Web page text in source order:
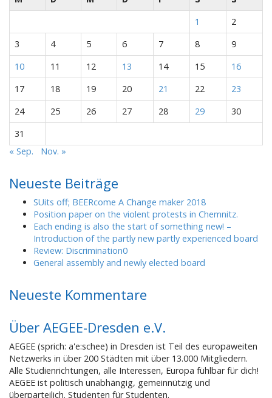
1
2
3
4 5 6 7 8
9
10
11 12 13 14 15
16
17
18 19 20 21 22
23
24
25 26 27 28 29
30
31
« Sep.
Nov. »
Neueste Beiträge
SUits off; BEERcome A Change maker 2018
Position paper on the violent protests in Chemnitz.
Each ending is also the start of something new! –
Introduction of the partly new partly experienced board
Review: Discrimination0
General assembly and newly elected board
Neueste Kommentare
Über AEGEE-Dresden e.V.
AEGEE (sprich: a'e:schee) in Dresden ist Teil des europaweiten
Netzwerks in über 200 Städten mit über 13.000 Mitgliedern.
Alle Studienrichtungen, alle Interessen, Europa fühlbar für dich!
AEGEE ist politisch unabhängig, gemeinnützig und
überparteilich. Studenten für Studenten.